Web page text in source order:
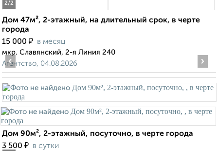
2/2
Дом 47м², 2-этажный, на длительный срок, в черте
города
15 000 ₽ в месяц
мкр. Славянский, 2-я Линия 240
Агентство, 04.08.2026
‹ ›
Дом 90м², 2-этажный, посуточно, в черте города
3 500 ₽ в сутки